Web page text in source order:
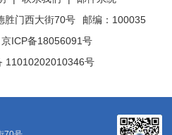
胜门西大街70号
邮编：100035
京ICP备18056091号
11010202010346号